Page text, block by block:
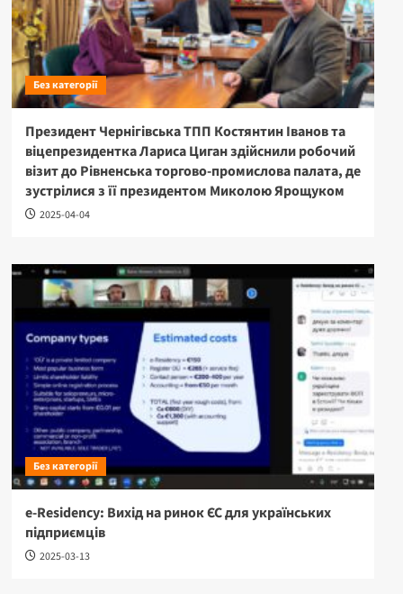
Без категорії
Президент Чернігівська ТПП Костянтин Іванов та
віцепрезидентка Лариса Циган здійснили робочий
візит до Рівненська торгово-промислова палата, де
зустрілися з її президентом Миколою Ярощуком
2025-04-04
Без категорії
e-Residency: Вихід на ринок ЄС для українських
підприємців
2025-03-13